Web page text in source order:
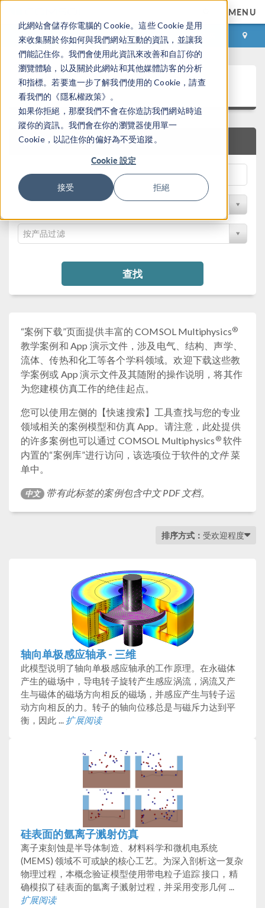
此網站會儲存你電腦的 Cookie。這些 Cookie 是用
來收集關於你如何與我們網站互動的資訊，並讓我
們能記住你。我們會使用此資訊來改善和自訂你的
瀏覽體驗，以及關於此網站和其他媒體訪客的分析
和指標。若要進一步了解我們使用的 Cookie，請查
看我們的《隱私權政策》。
如果你拒絕，那麼我們不會在你造訪我們網站時追
蹤你的資訊。我們會在你的瀏覽器使用單一
Cookie，以記住你的偏好為不受追蹤。
Cookie 設定
接受 拒絕
MENU
登录 咨询与购买
案例下载
快速搜索
按学科过滤
按产品过滤
查找
“案例下载”页面提供丰富的 COMSOL Multiphysics®
教学案例和 App 演示文件，涉及电气、结构、声学、
流体、传热和化工等各个学科领域。欢迎下载这些教
学案例或 App 演示文件及其随附的操作说明，将其作
为您建模仿真工作的绝佳起点。
您可以使用左侧的【快速搜索】工具查找与您的专业
领域相关的案例模型和仿真 App。请注意，此处提供
的许多案例也可以通过 COMSOL Multiphysics ®软件
内置的“案例库”进行访问，该选项位于软件的 文件菜
单中。
中文 带有此标签的案例包含中文 PDF 文档。
排序方式： 受欢迎程度
轴向单极感应轴承 - 三维
此模型说明了轴向单极感应轴承的工作原理。在永磁体
产生的磁场中，导电转子旋转产生感应涡流，涡流又产
生与磁体的磁场方向相反的磁场，并感应产生与转子运
动方向相反的力。转子的轴向位移总是与磁斥力达到平
衡，因此 ... 扩展阅读
硅表面的氩离子溅射仿真
离子束刻蚀是半导体制造、材料科学和微机电系统
(MEMS) 领域不可或缺的核心工艺。为深入剖析这一复杂
物理过程，本概念验证模型使用带电粒子追踪 接口，精
确模拟了硅表面的氩离子溅射过程，并采用变形几何 ...
扩展阅读